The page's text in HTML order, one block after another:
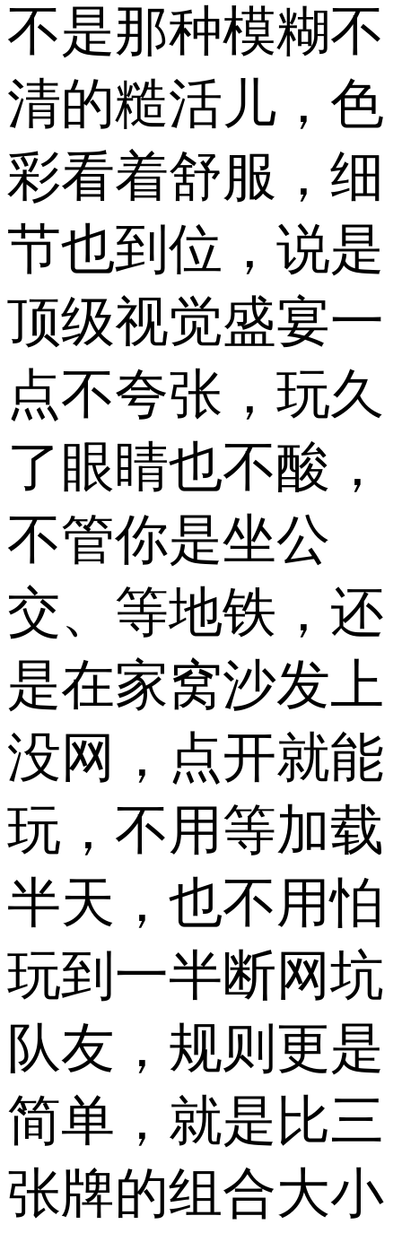
不是那种模糊不
清的糙活儿，色
彩看着舒服，细
节也到位，说是
顶级视觉盛宴一
点不夸张，玩久
了眼睛也不酸，
不管你是坐公
交、等地铁，还
是在家窝沙发上
没网，点开就能
玩，不用等加载
半天，也不用怕
玩到一半断网坑
队友，​规则更是
简单，就是比三
张牌的组合大小